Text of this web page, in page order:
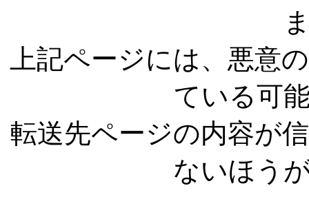
上記ページには、悪意
ている可
転送先ページの内容が
ないほう